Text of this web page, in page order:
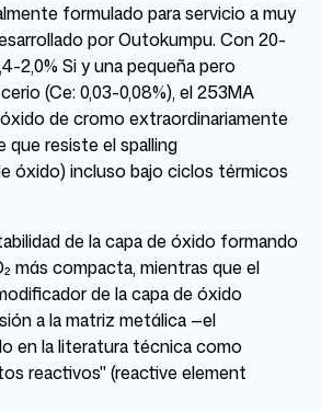
formulado para servicio a muy
por Outokumpu. Con 20-
2,0% Si y una pequeña pero
(Ce: 0,03-0,08%), el 253MA
de cromo extraordinariamente
que resiste el spalling
óxido) incluso bajo ciclos térmicos
de la capa de óxido formando
más compacta, mientras que el
de la capa de óxido
a la matriz metálica —el
en la literatura técnica como
reactivos" (reactive element